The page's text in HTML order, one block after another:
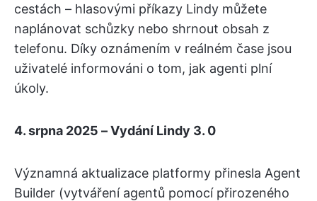
cestách – hlasovými příkazy Lindy můžete
naplánovat schůzky nebo shrnout obsah z
telefonu. Díky oznámením v reálném čase jsou
uživatelé informováni o tom, jak agenti plní
úkoly.
4. srpna 2025 – Vydání Lindy 3. 0
Významná aktualizace platformy přinesla Agent
Builder (vytváření agentů pomocí přirozeného